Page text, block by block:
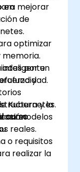
en mejorar
de
optimizar
memoria.
inteligente
y
y la
por un
Kubernetes.
modelos
reales.
curso
o requisitos
realizar la